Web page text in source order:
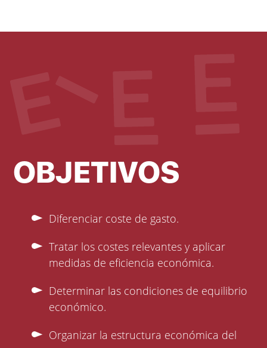
OBJETIVOS
Diferenciar coste de gasto.
Tratar los costes relevantes y aplicar
medidas de eficiencia económica.
Determinar las condiciones de equilibrio
económico.
Organizar la estructura económica del